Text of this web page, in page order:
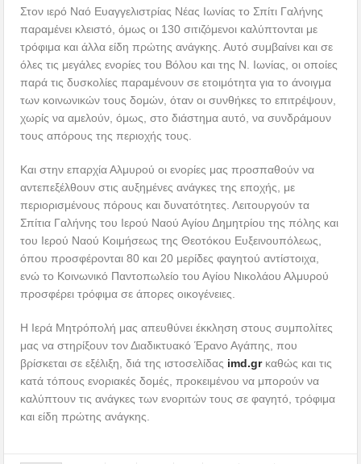
Στον ιερό Ναό Ευαγγελιστρίας Νέας Ιωνίας το Σπίτι Γαλήνης
παραμένει κλειστό, όμως οι 130 σιτιζόμενοι καλύπτονται με
τρόφιμα και άλλα είδη πρώτης ανάγκης. Αυτό συμβαίνει και σε
όλες τις μεγάλες ενορίες του Βόλου και της Ν. Ιωνίας, οι οποίες
παρά τις δυσκολίες παραμένουν σε ετοιμότητα για το άνοιγμα
των κοινωνικών τους δομών, όταν οι συνθήκες το επιτρέψουν,
χωρίς να αμελούν, όμως, στο διάστημα αυτό, να συνδράμουν
τους απόρους της περιοχής τους.
Και στην επαρχία Αλμυρού οι ενορίες μας προσπαθούν να
αντεπεξέλθουν στις αυξημένες ανάγκες της εποχής, με
περιορισμένους πόρους και δυνατότητες. Λειτουργούν τα
Σπίτια Γαλήνης του Ιερού Ναού Αγίου Δημητρίου της πόλης και
του Ιερού Ναού Κοιμήσεως της Θεοτόκου Ευξεινουπόλεως,
όπου προσφέρονται 80 και 20 μερίδες φαγητού αντίστοιχα,
ενώ το Κοινωνικό Παντοπωλείο του Αγίου Νικολάου Αλμυρού
προσφέρει τρόφιμα σε άπορες οικογένειες.
Η Ιερά Μητρόπολή μας απευθύνει έκκληση στους συμπολίτες
μας να στηρίξουν τον Διαδικτυακό Έρανο Αγάπης, που
βρίσκεται σε εξέλιξη, διά της ιστοσελίδας imd.gr καθώς και τις
κατά τόπους ενοριακές δομές, προκειμένου να μπορούν να
καλύπτουν τις ανάγκες των ενοριτών τους σε φαγητό, τρόφιμα
και είδη πρώτης ανάγκης.